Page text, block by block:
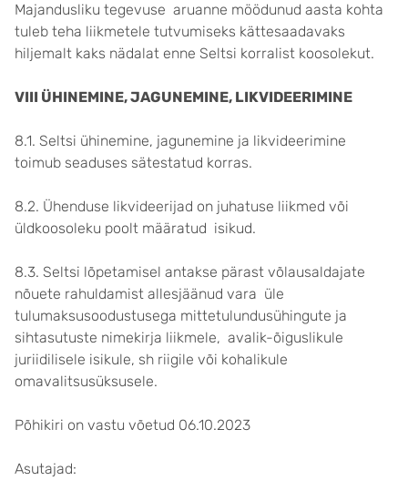
Majandusliku tegevuse aruanne möödunud aasta kohta
tuleb teha liikmetele tutvumiseks kättesaadavaks
hiljemalt kaks nädalat enne Seltsi korralist koosolekut.
VIII ÜHINEMINE, JAGUNEMINE, LIKVIDEERIMINE
8.1. Seltsi ühinemine, jagunemine ja likvideerimine
toimub seaduses sätestatud korras.
8.2. Ühenduse likvideerijad on juhatuse liikmed või
üldkoosoleku poolt määratud isikud.
8.3. Seltsi lõpetamisel antakse pärast võlausaldajate
nõuete rahuldamist allesjäänud vara üle
tulumaksusoodustusega mittetulundusühingute ja
sihtasutuste nimekirja liikmele, avalik-õiguslikule
juriidilisele isikule, sh riigile või kohalikule
omavalitsusüksusele.
Põhikiri on vastu võetud 06.10.2023
Asutajad: